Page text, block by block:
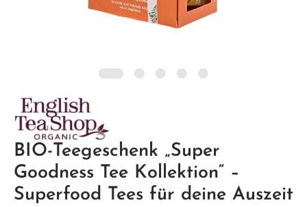
BIO-Teegeschenk „Super
Goodness Tee Kollektion“ –
Superfood Tees für deine Auszeit